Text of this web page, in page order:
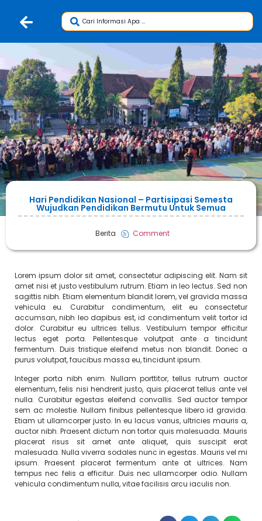
Hari Pendidikan Nasional – Partisipasi Semesta
Wujudkan Pendidikan Bermutu Untuk Semua
Berita Comment
Lorem ipsum dolor sit amet, consectetur adipiscing elit. Nam sit
amet nisi et justo vestibulum rutrum. Etiam in leo lectus. Sed non
sagittis nibh. Etiam elementum blandit lorem, vel gravida massa
vehicula eu. Curabitur condimentum, elit eu consectetur
accumsan, nibh leo dapibus est, id condimentum velit tortor id
dolor. Curabitur eu ultrices tellus. Vestibulum tempor efficitur
lectus eget porta. Pellentesque volutpat ante a tincidunt
fermentum. Duis tristique eleifend metus non blandit. Donec a
purus volutpat, faucibus massa eu, tincidunt ipsum.
Integer porta nibh enim. Nullam porttitor, tellus rutrum auctor
elementum, felis nisi hendrerit justo, quis placerat tellus ante vel
nulla. Curabitur egestas eleifend convallis. Sed auctor tempor
sem ac molestie. Nullam finibus pellentesque libero id gravida.
Etiam ut ullamcorper justo. In eu lacus varius, ultricies mauris a,
auctor nibh. Praesent dictum non tortor quis malesuada. Mauris
placerat risus sit amet ante aliquet, quis suscipit erat
malesuada. Nulla viverra sodales nunc in egestas. Mauris vel mi
ipsum. Praesent placerat fermentum ante at ultrices. Nam
tempus nec felis a efficitur. Duis nec ullamcorper odio. Nullam
vehicula condimentum nulla, vitae facilisis arcu iaculis non.